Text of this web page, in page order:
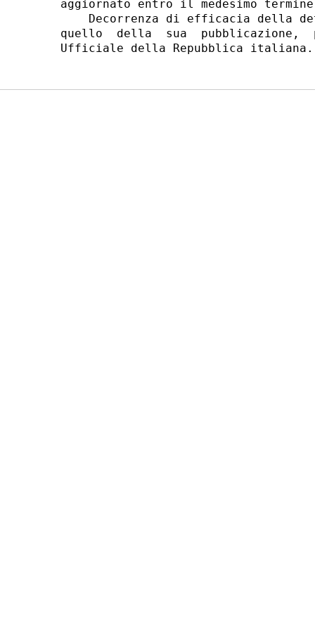
aggiornato entro il medesimo
Decorrenza di efficacia della
quello  della  sua